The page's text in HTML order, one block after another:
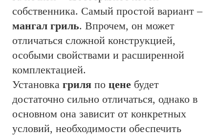
собственника. Самый простой вариант –
мангал гриль. Впрочем, он может
отличаться сложной конструкцией,
особыми свойствами и расширенной
комплектацией.
Установка гриля по цене будет
достаточно сильно отличаться, однако в
основном она зависит от конкретных
условий, необходимости обеспечить